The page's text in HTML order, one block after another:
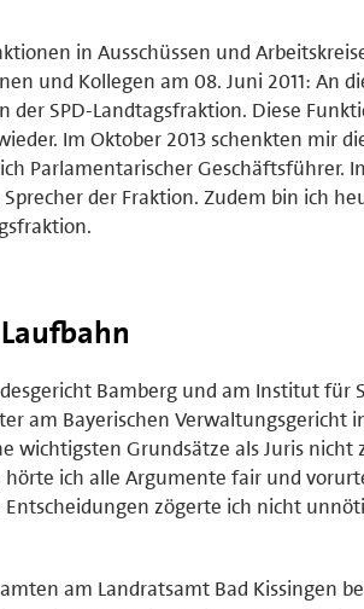
in Ausschüssen und
und Kollegen am 08. Juni 2011: An
SPD-Landtagsfraktion. Diese
Im Oktober 2013 schenkten mir
Parlamentarischer Geschäftsführer.
der Fraktion. Zudem bin ich
Bamberg und am Institut für
am Bayerischen Verwaltungsgericht
wichtigsten Grundsätze als Juris nicht
ich alle Argumente fair und
zögerte ich nicht
am Landratsamt Bad Kissingen